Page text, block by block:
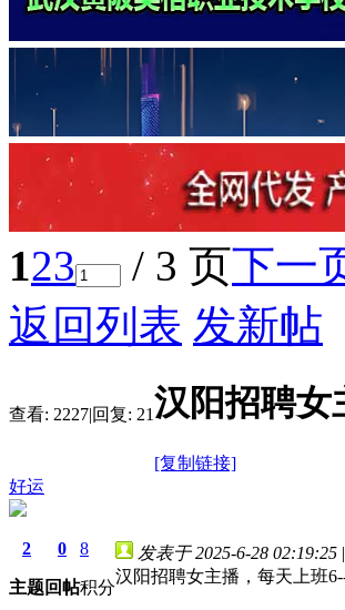
123 / 3 页下一
返回列表 发新帖
查看: 2227|回复: 21汉阳招聘女
[复制链接]
好运
2
主题
0
回帖
8
积分
发表于 2025-6-28 02:19:25 |
汉阳招聘女主播，每天上班